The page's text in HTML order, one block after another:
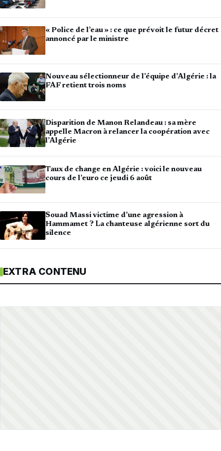
« Police de l’eau » : ce que prévoit le futur décret
annoncé par le ministre
Nouveau sélectionneur de l’équipe d’Algérie : la
FAF retient trois noms
Disparition de Manon Relandeau : sa mère
appelle Macron à relancer la coopération avec
l’Algérie
Taux de change en Algérie : voici le nouveau
cours de l’euro ce jeudi 6 août
Souad Massi victime d’une agression à
Hammamet ? La chanteuse algérienne sort du
silence
EXTRA CONTENU